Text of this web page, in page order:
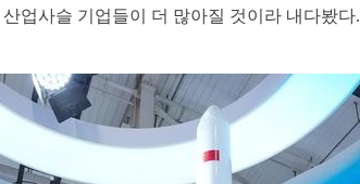
업사슬 기업들이 더 많아질 것이라 내다봤다.